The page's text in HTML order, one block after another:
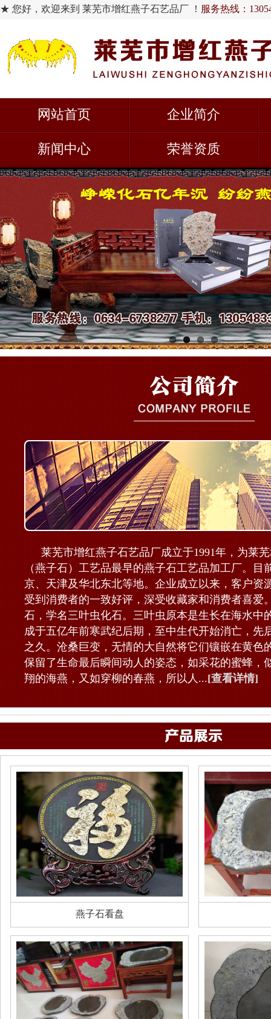
★ 您好，欢迎来到 莱芜市增红燕子石艺品厂 ！ 服务热线：
网站首页 企业简介
新闻中心 荣誉资质
莱芜市增红燕子石艺品厂成立于1991年，为莱
（燕子石）工艺品最早的燕子石工艺品加工厂。目
京、天津及华北东北等地。企业成立以来，客户资
受到消费者的一致好评，深受收藏家和消费者喜爱
石，学名三叶虫化石。三叶虫原本是生长在海水中
成于五亿年前寒武纪后期，至中生代开始消亡，先
之久。沧桑巨变，无情的大自然将它们镶嵌在黄色
保留了生命最后瞬间动人的姿态，如采花的蜜蜂，
翔的海燕，又如穿柳的春燕，所以人...[查看详情]
燕子石看盘